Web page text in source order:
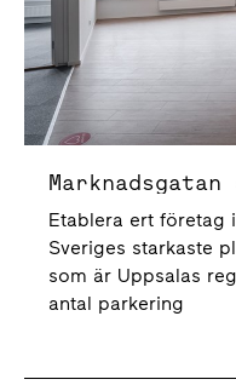
Etablera ert företag
Sveriges starkaste
som är Uppsalas
antal parkering